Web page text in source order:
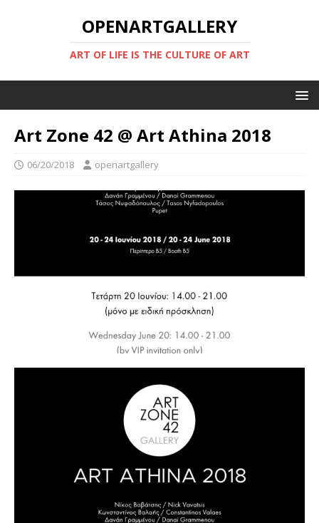
OPENARTGALLERY
ART OF LIFE IS THE CULTURE OF ART
Art Zone 42 @ Art Athina 2018
06/20/2018 openartgallery